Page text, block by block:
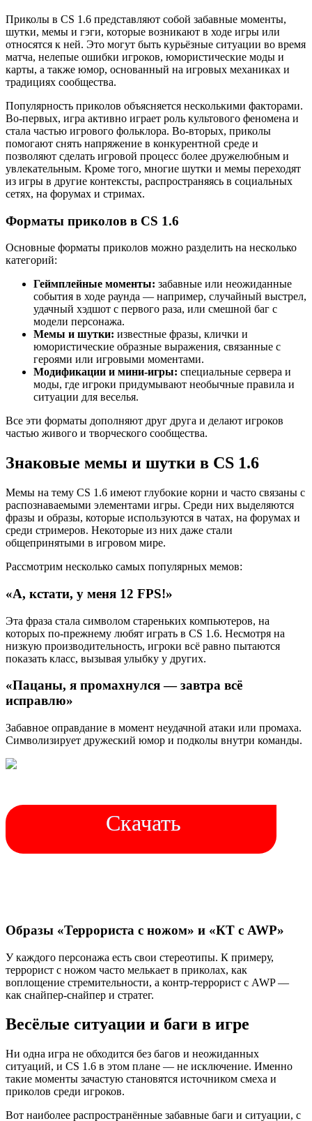
Приколы в CS 1.6 представляют собой забавные моменты,
шутки, мемы и гэги, которые возникают в ходе игры или
относятся к ней. Это могут быть курьёзные ситуации во время
матча, нелепые ошибки игроков, юмористические моды и
карты, а также юмор, основанный на игровых механиках и
традициях сообщества.
Популярность приколов объясняется несколькими факторами.
Во-первых, игра активно играет роль культового феномена и
стала частью игрового фольклора. Во-вторых, приколы
помогают снять напряжение в конкурентной среде и
позволяют сделать игровой процесс более дружелюбным и
увлекательным. Кроме того, многие шутки и мемы переходят
из игры в другие контексты, распространяясь в социальных
сетях, на форумах и стримах.
Форматы приколов в CS 1.6
Основные форматы приколов можно разделить на несколько
категорий:
Геймплейные моменты: забавные или неожиданные
события в ходе раунда — например, случайный выстрел,
удачный хэдшот с первого раза, или смешной баг с
модели персонажа.
Мемы и шутки: известные фразы, клички и
юмористические образные выражения, связанные с
героями или игровыми моментами.
Модификации и мини-игры: специальные сервера и
моды, где игроки придумывают необычные правила и
ситуации для веселья.
Все эти форматы дополняют друг друга и делают игроков
частью живого и творческого сообщества.
Знаковые мемы и шутки в CS 1.6
Мемы на тему CS 1.6 имеют глубокие корни и часто связаны с
распознаваемыми элементами игры. Среди них выделяются
фразы и образы, которые используются в чатах, на форумах и
среди стримеров. Некоторые из них даже стали
общепринятыми в игровом мире.
Рассмотрим несколько самых популярных мемов:
«А, кстати, у меня 12 FPS!»
Эта фраза стала символом стареньких компьютеров, на
которых по-прежнему любят играть в CS 1.6. Несмотря на
низкую производительность, игроки всё равно пытаются
показать класс, вызывая улыбку у других.
«Пацаны, я промахнулся — завтра всё
исправлю»
Забавное оправдание в момент неудачной атаки или промаха.
Символизирует дружеский юмор и подколы внутри команды.
Скачать
Образы «Террориста с ножом» и «КТ с AWP»
У каждого персонажа есть свои стереотипы. К примеру,
террорист с ножом часто мелькает в приколах, как
воплощение стремительности, а контр-террорист с AWP —
как снайпер-снайпер и стратег.
Весёлые ситуации и баги в игре
Ни одна игра не обходится без багов и неожиданных
ситуаций, и CS 1.6 в этом плане — не исключение. Именно
такие моменты зачастую становятся источником смеха и
приколов среди игроков.
Вот наиболее распространённые забавные баги и ситуации, с